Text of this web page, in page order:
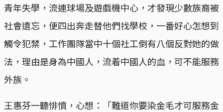
青年失學，流連球場及遊戲機中心，才發現少數族裔被
社會遺忘，便四出奔走替他們找學校，一番好心怎想到
觸令犯禁，工作團隊當中十個社工倒有八個反對她的做
法，理由是身為中國人，流着中國人的血，可不能服務
外族。
王惠芬一聽悱憤，心想：「難道你要染金毛才可服務金